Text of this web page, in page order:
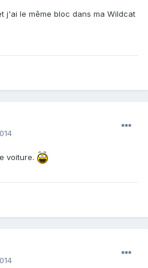
j'ai le même bloc dans ma Wildcat
voiture.